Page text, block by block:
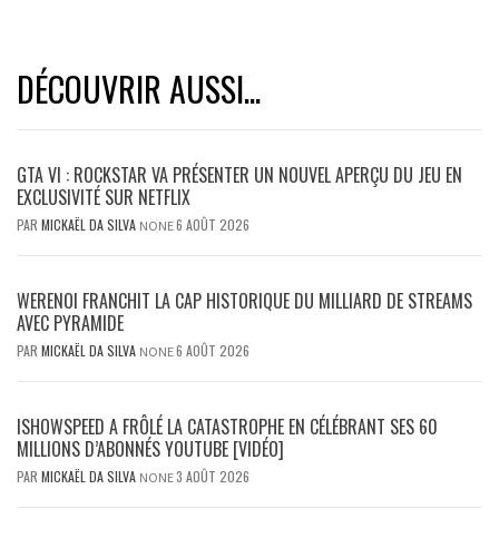
DÉCOUVRIR AUSSI...
GTA VI : ROCKSTAR VA PRÉSENTER UN NOUVEL APERÇU DU JEU EN
EXCLUSIVITÉ SUR NETFLIX
PAR MICKAËL DA SILVA NONE6 AOÛT 2026
WERENOI FRANCHIT LA CAP HISTORIQUE DU MILLIARD DE STREAMS
AVEC PYRAMIDE
PAR MICKAËL DA SILVA NONE6 AOÛT 2026
ISHOWSPEED A FRÔLÉ LA CATASTROPHE EN CÉLÉBRANT SES 60
MILLIONS D’ABONNÉS YOUTUBE [VIDÉO]
PAR MICKAËL DA SILVA NONE3 AOÛT 2026